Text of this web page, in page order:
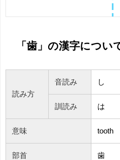
「歯」の漢字につい
読み方
音読み し
訓読み は
意味 tooth
部首 歯